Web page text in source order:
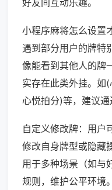
好友间互动乐趣。
小程序麻将怎么设置
遇到部分用户的牌特
像能看到其他人的牌
实存在此类外挂。如
心悦拍分)等，建议通
自定义修改牌：用户
修改自身牌型或隐藏
用于多种场景（如与
规则，维护公平环境。